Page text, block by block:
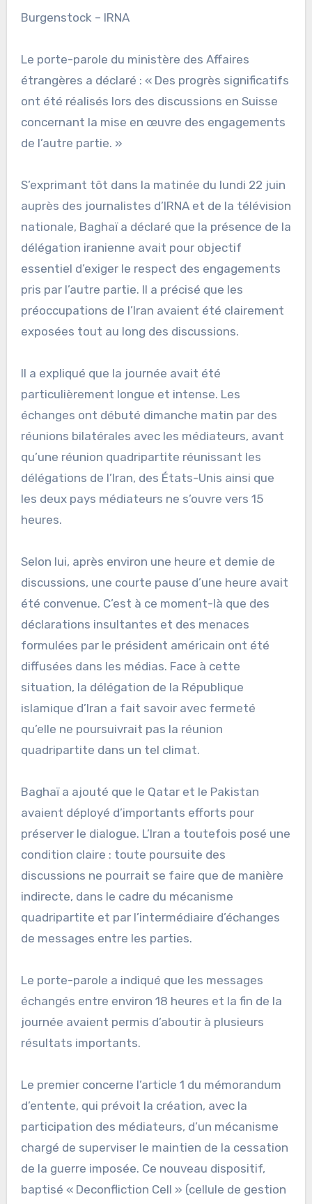
Burgenstock – IRNA
Le porte-parole du ministère des Affaires
étrangères a déclaré : « Des progrès significatifs
ont été réalisés lors des discussions en Suisse
concernant la mise en œuvre des engagements
de l’autre partie. »
S’exprimant tôt dans la matinée du lundi 22 juin
auprès des journalistes d’IRNA et de la télévision
nationale, Baghaï a déclaré que la présence de la
délégation iranienne avait pour objectif
essentiel d’exiger le respect des engagements
pris par l’autre partie. Il a précisé que les
préoccupations de l’Iran avaient été clairement
exposées tout au long des discussions.
Il a expliqué que la journée avait été
particulièrement longue et intense. Les
échanges ont débuté dimanche matin par des
réunions bilatérales avec les médiateurs, avant
qu’une réunion quadripartite réunissant les
délégations de l’Iran, des États-Unis ainsi que
les deux pays médiateurs ne s’ouvre vers 15
heures.
Selon lui, après environ une heure et demie de
discussions, une courte pause d’une heure avait
été convenue. C’est à ce moment-là que des
déclarations insultantes et des menaces
formulées par le président américain ont été
diffusées dans les médias. Face à cette
situation, la délégation de la République
islamique d’Iran a fait savoir avec fermeté
qu’elle ne poursuivrait pas la réunion
quadripartite dans un tel climat.
Baghaï a ajouté que le Qatar et le Pakistan
avaient déployé d’importants efforts pour
préserver le dialogue. L’Iran a toutefois posé une
condition claire : toute poursuite des
discussions ne pourrait se faire que de manière
indirecte, dans le cadre du mécanisme
quadripartite et par l’intermédiaire d’échanges
de messages entre les parties.
Le porte-parole a indiqué que les messages
échangés entre environ 18 heures et la fin de la
journée avaient permis d’aboutir à plusieurs
résultats importants.
Le premier concerne l’article 1 du mémorandum
d’entente, qui prévoit la création, avec la
participation des médiateurs, d’un mécanisme
chargé de superviser le maintien de la cessation
de la guerre imposée. Ce nouveau dispositif,
baptisé « Deconfliction Cell » (cellule de gestion